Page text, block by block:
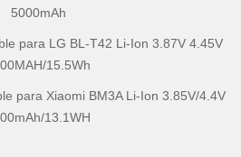
5000mAh
para LG BL-T42 Li-Ion 3.87V 4.45V
15.5Wh
para Xiaomi BM3A Li-Ion 3.85V/4.4V
13.1WH